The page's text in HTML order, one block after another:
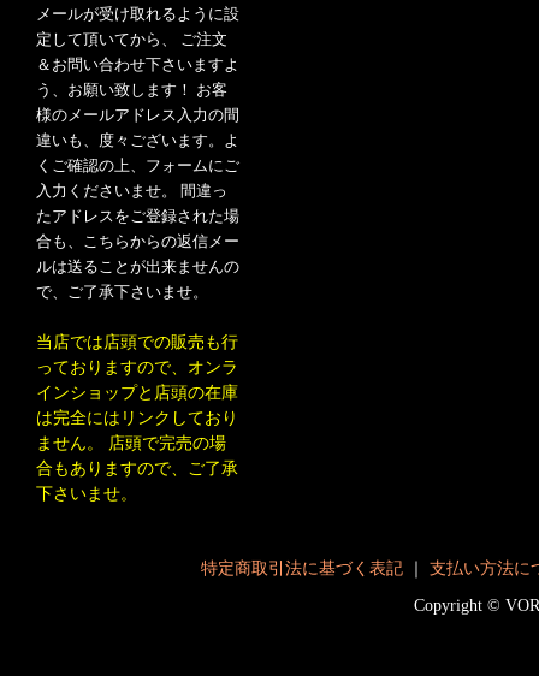
メールが受け取れるように設
定して頂いてから、 ご注文
＆お問い合わせ下さいますよ
う、お願い致します！ お客
様のメールアドレス入力の間
違いも、度々ございます。よ
くご確認の上、フォームにご
入力くださいませ。 間違っ
たアドレスをご登録された場
合も、こちらからの返信メー
ルは送ることが出来ませんの
で、ご了承下さいませ。
当店では店頭での販売も行
っておりますので、オンラ
インショップと店頭の在庫
は完全にはリンクしており
ません。 店頭で完売の場
合もありますので、ご了承
下さいませ。
特定商取引法に基づく表記｜ 支払い方法に
Copyright ©